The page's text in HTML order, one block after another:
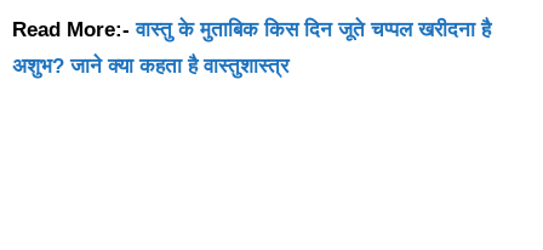
Read More:-वास्तु के मुताबिक किस दिन जूते चप्पल खरीदना है
अशुभ? जाने क्या कहता है वास्तुशास्त्र